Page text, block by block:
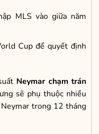
MLS vào giữa năm
Cup để quyết định
Neymar chạm trán
sẽ phụ thuộc nhiều
trong 12 tháng